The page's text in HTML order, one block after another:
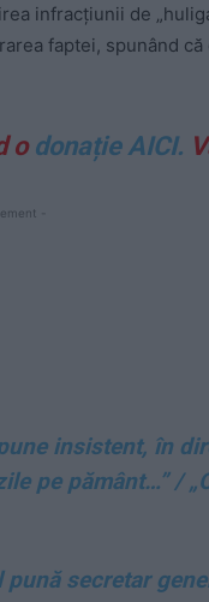
infracțiunii de
faptei, spunând
o donație AICI.
-
insistent, în
pe pământ…” /
secretar